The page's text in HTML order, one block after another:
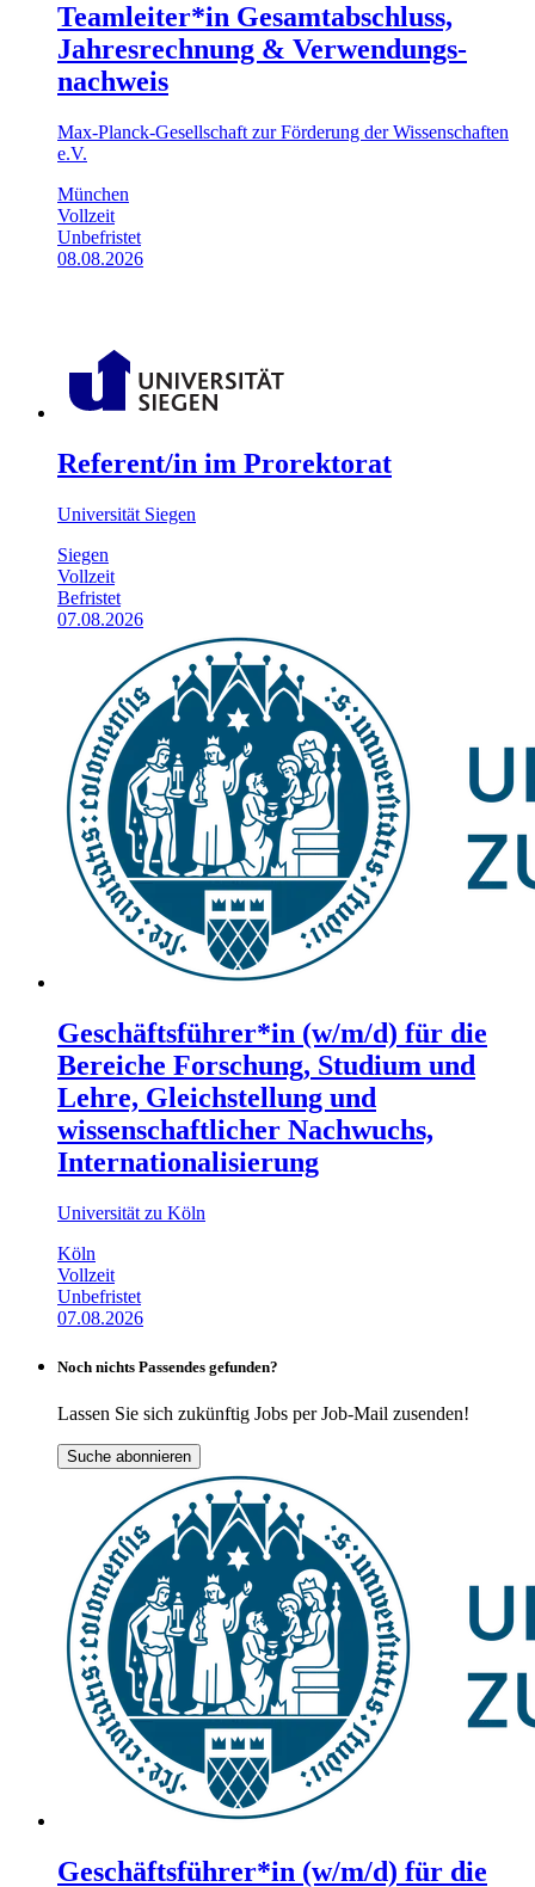
Teamleiter*in Gesamt­abschluss,
Jahres­rechnung & Verwendungs­
nachweis
Max-Planck-Gesellschaft zur Förderung der Wissenschaften
e.V.
München
Vollzeit
Unbefristet
08.08.2026
Referent/in im Prorektorat
Universität Siegen
Siegen
Vollzeit
Befristet
07.08.2026
Geschäftsführer*in (w/m/d) für die
Bereiche Forschung, Studium und
Lehre, Gleichstellung und
wissenschaftlicher Nachwuchs,
Internationalisierung
Universität zu Köln
Köln
Vollzeit
Unbefristet
07.08.2026
Noch nichts Passendes gefunden?
Lassen Sie sich zukünftig Jobs per Job-Mail zusenden!
Suche abonnieren
Geschäftsführer*in (w/m/d) für die